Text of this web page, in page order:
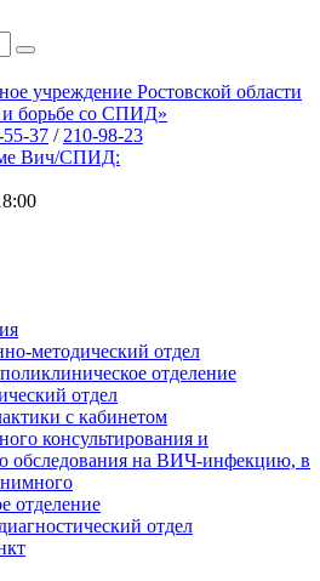
учреждение Ростовской области
и борьбе со СПИД»
37 / 210-98-23
Вич/СПИД:
методический отдел
отделение
отдел
с кабинетом
консультирования и
обследования на ВИЧ-инфекцию, в
отделение
отдел